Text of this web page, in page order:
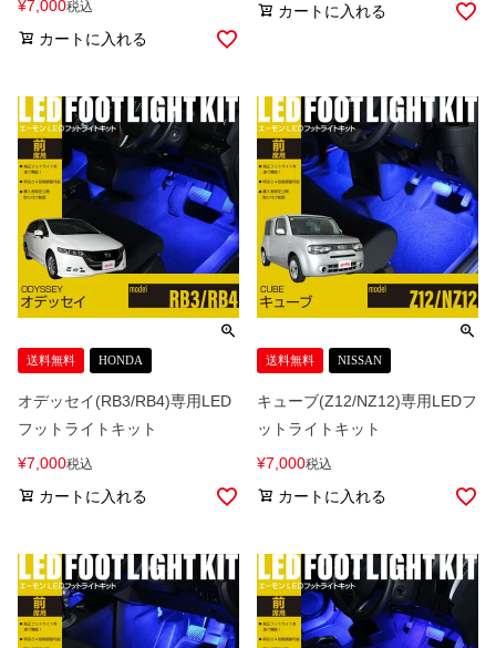
¥7,000税込
カートに入れる
カートに入れる
送料無料 HONDA
オデッセイ(RB3/RB4)専用LED
フットライトキット
¥7,000税込
カートに入れる
送料無料 NISSAN
キューブ(Z12/NZ12)専用LEDフ
ットライトキット
¥7,000税込
カートに入れる